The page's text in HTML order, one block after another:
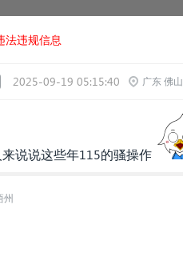
法违规信息
2025-09-19 05:15:40 广东 佛山
说说这些年115的骚操作
州